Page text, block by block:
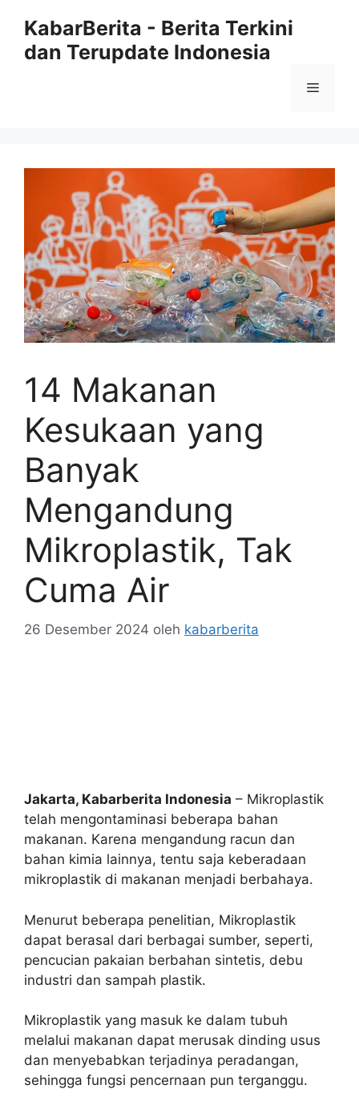
KabarBerita - Berita Terkini
dan Terupdate Indonesia
Menu
14 Makanan
Kesukaan yang
Banyak
Mengandung
Mikroplastik, Tak
Cuma Air
26 Desember 2024 oleh kabarberita
Jakarta, Kabarberita Indonesia – Mikroplastik
telah mengontaminasi beberapa bahan
makanan. Karena mengandung racun dan
bahan kimia lainnya, tentu saja keberadaan
mikroplastik di makanan menjadi berbahaya.
Menurut beberapa penelitian, Mikroplastik
dapat berasal dari berbagai sumber, seperti,
pencucian pakaian berbahan sintetis, debu
industri dan sampah plastik.
Mikroplastik yang masuk ke dalam tubuh
melalui makanan dapat merusak dinding usus
dan menyebabkan terjadinya peradangan,
sehingga fungsi pencernaan pun terganggu.